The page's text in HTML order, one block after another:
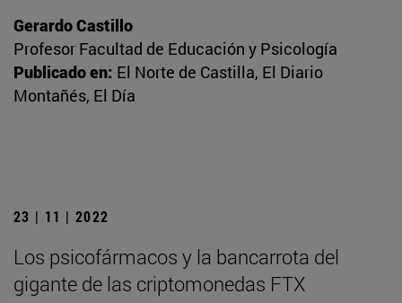
Gerardo Castillo
Profesor Facultad de Educación y Psicología
Publicado en: El Norte de Castilla, El Diario
Montañés, El Día
23 | 11 | 2022
Los psicofármacos y la bancarrota del
gigante de las criptomonedas FTX